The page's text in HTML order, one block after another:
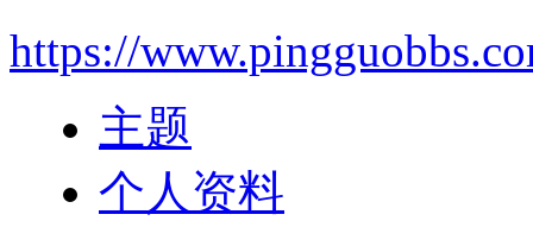
https://
主题
个人资料